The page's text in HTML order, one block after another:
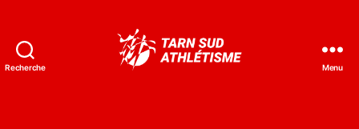
Recherche Menu